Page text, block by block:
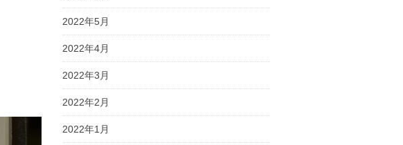
2022年5月
2022年4月
2022年3月
2022年2月
2022年1月